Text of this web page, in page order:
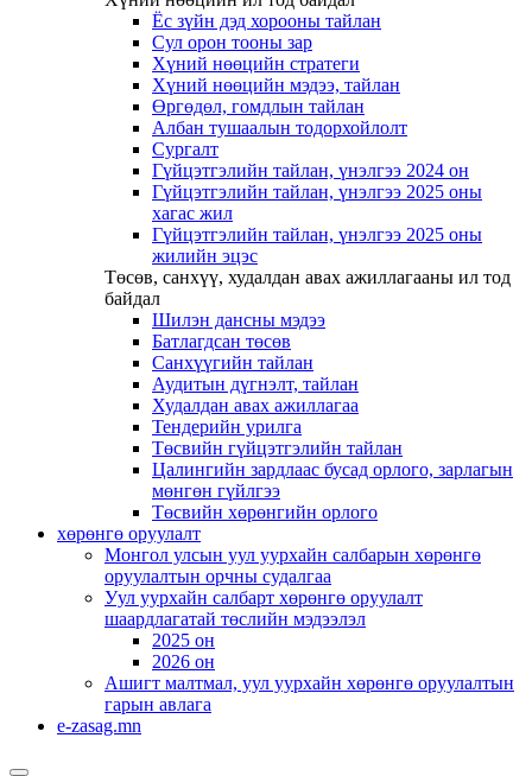
Ёс зүйн дэд хорооны тайлан
Сул орон тооны зар
Хүний нөөцийн стратеги
Хүний нөөцийн мэдээ, тайлан
Өргөдөл, гомдлын тайлан
Албан тушаалын тодорхойлолт
Сургалт
Гүйцэтгэлийн тайлан, үнэлгээ 2024 он
Гүйцэтгэлийн тайлан, үнэлгээ 2025 оны
хагас жил
Гүйцэтгэлийн тайлан, үнэлгээ 2025 оны
жилийн эцэс
Төсөв, санхүү, худалдан авах ажиллагааны ил тод
байдал
Шилэн дансны мэдээ
Батлагдсан төсөв
Санхүүгийн тайлан
Аудитын дүгнэлт, тайлан
Худалдан авах ажиллагаа
Тендерийн урилга
Төсвийн гүйцэтгэлийн тайлан
Цалингийн зардлаас бусад орлого, зарлагын
мөнгөн гүйлгээ
Төсвийн хөрөнгийн орлого
хөрөнгө оруулалт
Монгол улсын уул уурхайн салбарын хөрөнгө
оруулалтын орчны судалгаа
Уул уурхайн салбарт хөрөнгө оруулалт
шаардлагатай төслийн мэдээлэл
2025 он
2026 он
Ашигт малтмал, уул уурхайн хөрөнгө оруулалтын
гарын авлага
e-zasag.mn